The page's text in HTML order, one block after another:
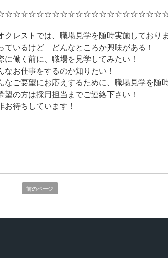
クレストでは、職場見学を随時実施しておりま
ているけど どんなところか興味がある！
に働く前に、職場を見学してみたい！
なお仕事をするのか知りたい！
なご要望にお応えするために、職場見学を随
望の方は採用担当までご連絡下さい！
お待ちしています！
前のページ